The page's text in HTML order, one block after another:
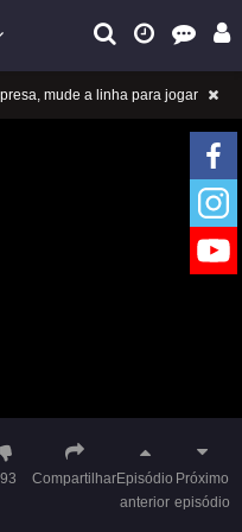
mude a linha para jogar
CompartilharEpisódio
anterior
Próximo
episódio